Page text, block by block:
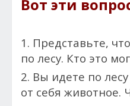
Вот эти
1. Представьте,
по лесу. Кто это
2. Вы идете по
от себя животное.